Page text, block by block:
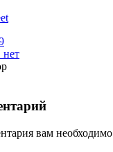
нет
вам необходимо